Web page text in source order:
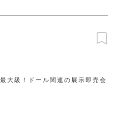
大級！ドール関連の展示即売会